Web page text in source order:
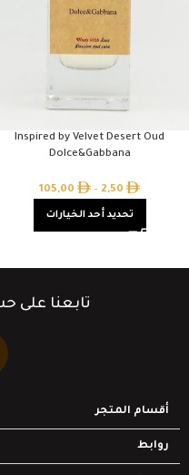
Inspired by Velvet Desert Oud
Dolce&Gabbana
2,50
–
105,00
تحديد أحد الخيارات
تابعنا على
أقسام المتجر
روابط